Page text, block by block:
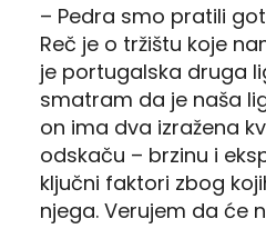
– Pedra smo pratili
Reč je o tržištu koje
je portugalska druga
smatram da je naša
on ima dva izražena
odskaču – brzinu i
ključni faktori zbog
njega. Verujem da će